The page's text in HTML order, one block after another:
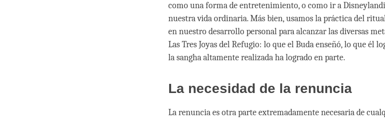
como una forma de entretenimiento, o como ir a
nuestra vida ordinaria. Más bien, usamos la práctica del
en nuestro desarrollo personal para alcanzar las diversas
Las Tres Joyas del Refugio: lo que el Buda enseñó, lo que él
la sangha altamente realizada ha logrado en parte.
La necesidad de la renuncia
La renuncia es otra parte extremadamente necesaria de